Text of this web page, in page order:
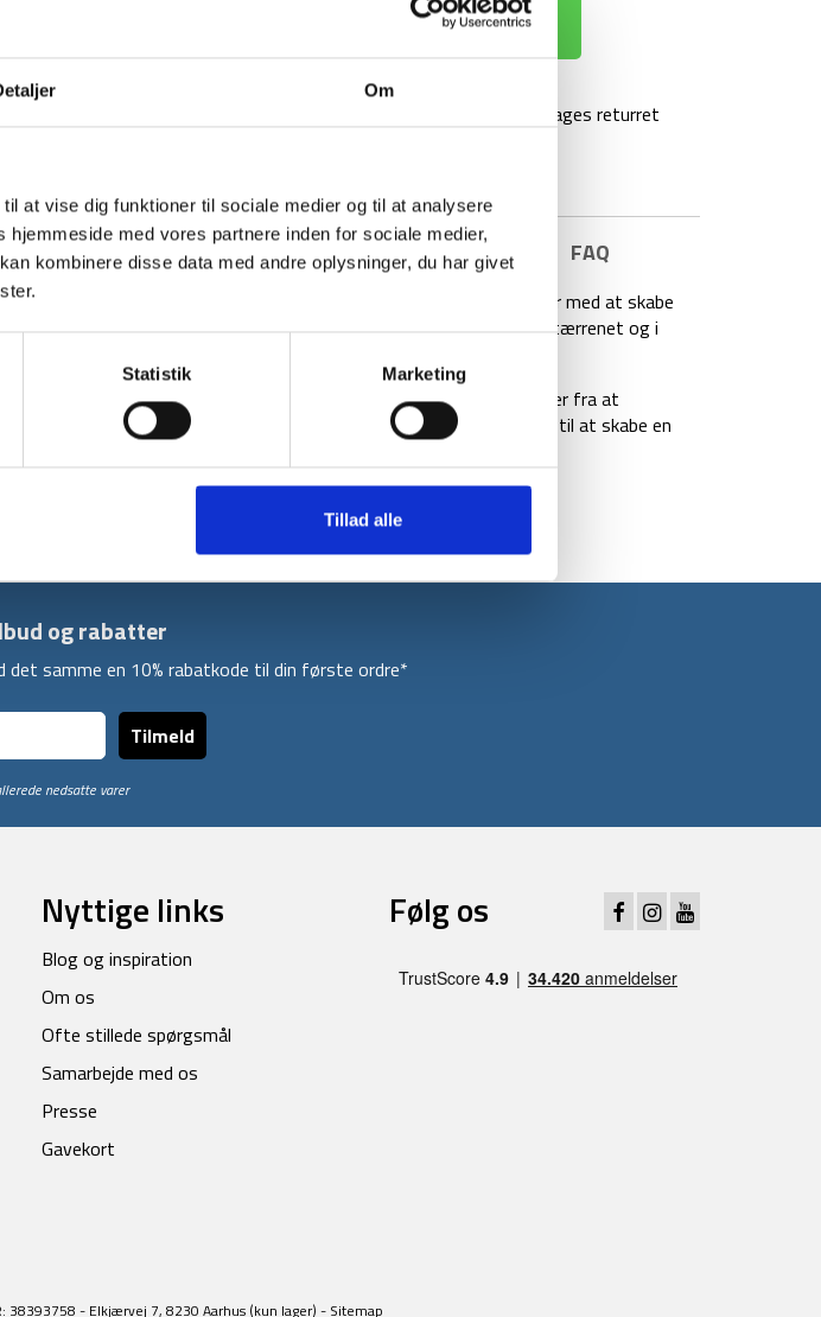
Om
at vise dig funktioner til sociale medier og til at analysere
med vores partnere inden for sociale medier,
kombinere disse data med andre oplysninger, du har givet
Statistik Marketing
Tillad alle
100 dages returret
BESKRIVELSE YDERLIGERE INFORMATION BRAND FAQ
en vandresandal fra Trespass til damer. Strukturen af Brontie hjælper med at skabe
er designet med en lukket tå for beskyttelse. Sålen har godt greb i tærrenet og i
en blød og behagelig indersål, der hjælper med at holde ømme fødder fra at
din rejse. Brontie har også en træksnor, så du kan få vandresandalen til at skabe en
fås i størrelserne 36 – 41 i farven blå.
og rabatter
samme en 10% rabatkode til din første ordre*
Tilmeld
nedsatte varer
Nyttige links
Blog og inspiration
Om os
Ofte stillede spørgsmål
Samarbejde med os
Presse
Gavekort
Følg os
38393758 - Elkjærvej 7, 8230 Aarhus (kun lager) - Sitemap